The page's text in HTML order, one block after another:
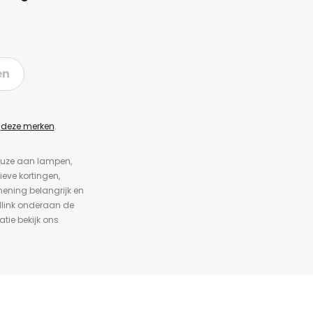
deze merken.
aan lampen,
kortingen,
belangrijk en
onderaan de
bekijk ons